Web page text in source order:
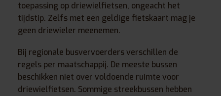
toepassing op driewielfietsen, ongeacht het
tijdstip. Zelfs met een geldige fietskaart mag je
geen driewieler meenemen.
Bij regionale busvervoerders verschillen de
regels per maatschappij. De meeste bussen
beschikken niet over voldoende ruimte voor
driewielfietsen. Sommige streekbussen hebben